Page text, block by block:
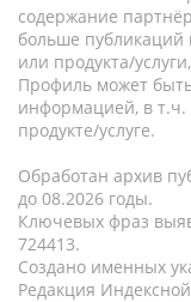
содержание
больше
или продукта/
Профиль может
информацией, в
продукте/услуге.
Обработан архив
до 08.2026 годы.
Ключевых фраз
724413.
Создано именных
Редакция